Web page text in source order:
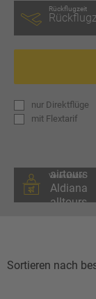
nur Direktflüge
mit Flextarif
Rückflugzeit
Veranstalter